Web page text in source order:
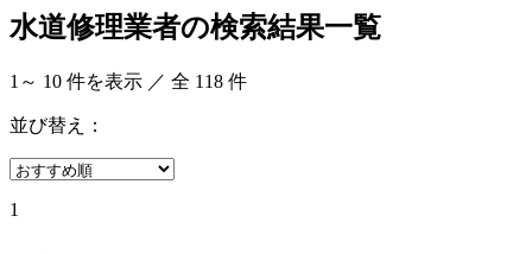
水道修理業者の検索結果一覧
1 ～ 10 件を表示 ／ 全 118 件
並び替え：
1